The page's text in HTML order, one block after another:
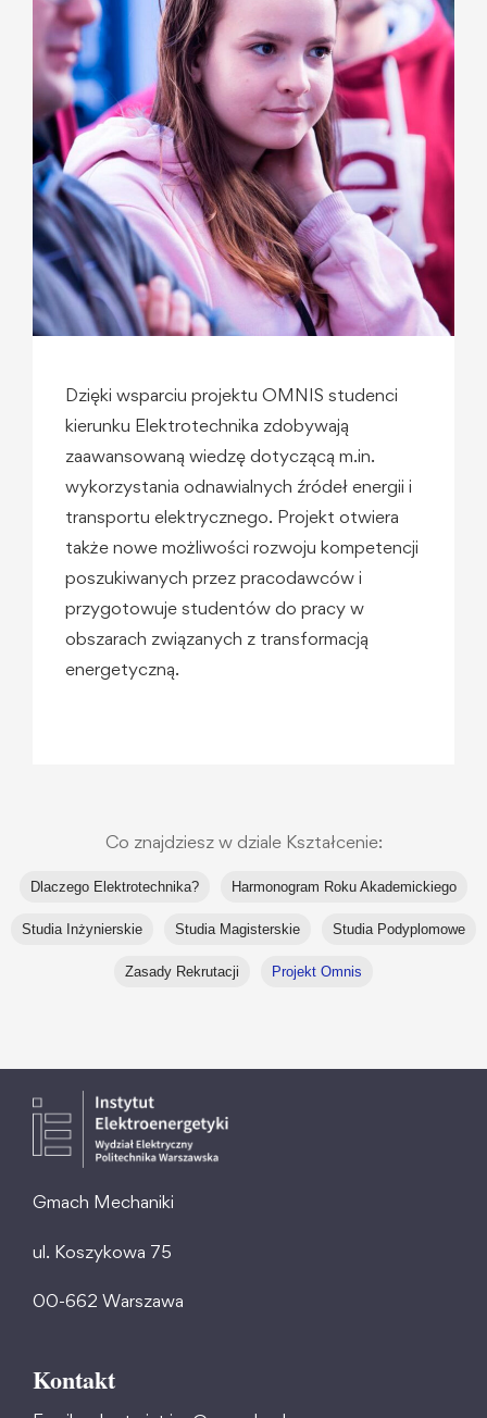
Dzięki wsparciu projektu OMNIS studenci
kierunku Elektrotechnika zdobywają
zaawansowaną wiedzę dotyczącą m.in.
wykorzystania odnawialnych źródeł energii i
transportu elektrycznego. Projekt otwiera
także nowe możliwości rozwoju kompetencji
poszukiwanych przez pracodawców i
przygotowuje studentów do pracy w
obszarach związanych z transformacją
energetyczną.
Co znajdziesz w dziale Kształcenie:
Dlaczego Elektrotechnika? Harmonogram Roku Akademickiego
Studia Inżynierskie Studia Magisterskie Studia Podyplomowe
Zasady Rekrutacji Projekt Omnis
Gmach Mechaniki
ul. Koszykowa 75
00-662 Warszawa
Kontakt